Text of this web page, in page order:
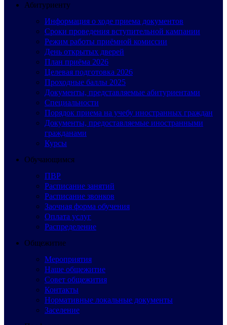
Абитуриенту
Информация о ходе приема документов
Сроки проведения вступительной кампании
Режим работы приёмной комиссии
День открытых дверей
План приёма 2026
Целевая подготовка 2026
Проходные баллы 2025
Документы, представляемые абитуриентами
Специальности
Порядок приема на учебу иностранных граждан
Документы, предоставляемые иностранными
гражданами
Курсы
Обучающимся
ПВР
Расписание занятий
Расписание звонков
Заочная форма обучения
Оплата услуг
Распределение
Общежитие
Мероприятия
Наше общежитие
Совет общежития
Контакты
Нормативные локальные документы
Заселение